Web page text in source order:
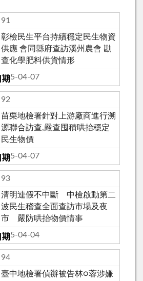
91
彰檢民生平台持續穩定民生物資
供應 會同縣府查訪溪州農會 勘
查化學肥料供貨情形
115-04-07
92
苗栗地檢署針對上游廠商進行溯
源聯合訪查,嚴查囤積哄抬穩定
民生物價
115-04-07
93
清明連假不中斷 中檢啟動第二
波民生稽查全面查訪市場及夜
市 嚴防哄抬物價情事
115-04-04
94
臺中地檢署偵辦被告林○蓉涉嫌